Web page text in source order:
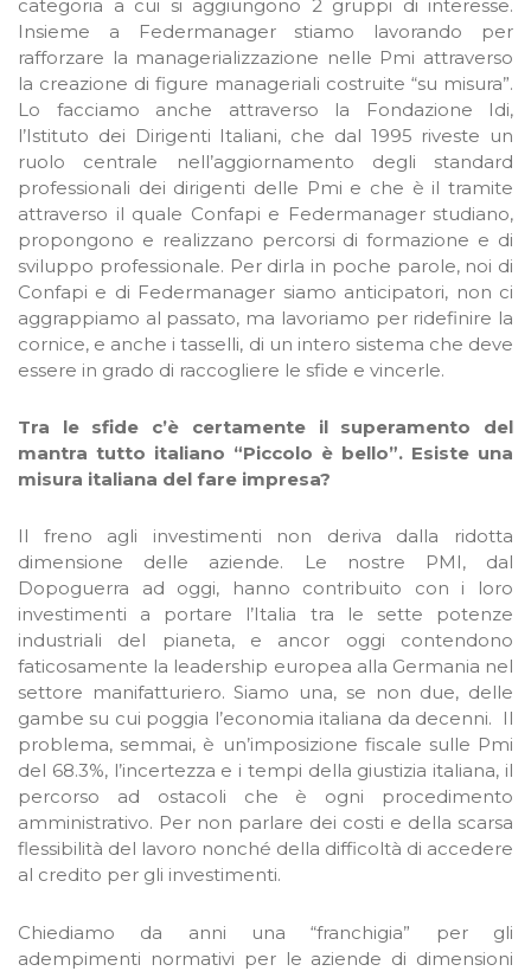
categoria a cui si aggiungono 2 gruppi di interesse.
Insieme a Federmanager stiamo lavorando per
rafforzare la managerializzazione nelle Pmi attraverso
la creazione di figure manageriali costruite “su misura”.
Lo facciamo anche attraverso la Fondazione Idi,
l’Istituto dei Dirigenti Italiani, che dal 1995 riveste un
ruolo centrale nell’aggiornamento degli standard
professionali dei dirigenti delle Pmi e che è il tramite
attraverso il quale Confapi e Federmanager studiano,
propongono e realizzano percorsi di formazione e di
sviluppo professionale. Per dirla in poche parole, noi di
Confapi e di Federmanager siamo anticipatori, non ci
aggrappiamo al passato, ma lavoriamo per ridefinire la
cornice, e anche i tasselli, di un intero sistema che deve
essere in grado di raccogliere le sfide e vincerle.
Tra le sfide c’è certamente il superamento del
mantra tutto italiano “Piccolo è bello”. Esiste una
misura italiana del fare impresa?
Il freno agli investimenti non deriva dalla ridotta
dimensione delle aziende. Le nostre PMI, dal
Dopoguerra ad oggi, hanno contribuito con i loro
investimenti a portare l’Italia tra le sette potenze
industriali del pianeta, e ancor oggi contendono
faticosamente la leadership europea alla Germania nel
settore manifatturiero. Siamo una, se non due, delle
gambe su cui poggia l’economia italiana da decenni. Il
problema, semmai, è un’imposizione fiscale sulle Pmi
del 68.3%, l’incertezza e i tempi della giustizia italiana, il
percorso ad ostacoli che è ogni procedimento
amministrativo. Per non parlare dei costi e della scarsa
flessibilità del lavoro nonché della difficoltà di accedere
al credito per gli investimenti.
Chiediamo da anni una “franchigia” per gli
adempimenti normativi per le aziende di dimensioni